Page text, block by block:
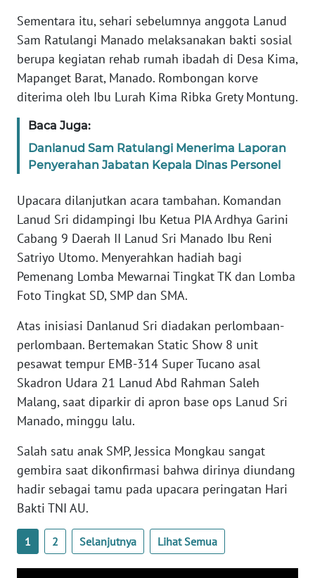
Sementara itu, sehari sebelumnya anggota Lanud
Sam Ratulangi Manado melaksanakan bakti sosial
berupa kegiatan rehab rumah ibadah di Desa Kima,
Mapanget Barat, Manado. Rombongan korve
diterima oleh Ibu Lurah Kima Ribka Grety Montung.
Baca Juga:
Danlanud Sam Ratulangi Menerima Laporan
Penyerahan Jabatan Kepala Dinas Personel
Upacara dilanjutkan acara tambahan. Komandan
Lanud Sri didampingi Ibu Ketua PIA Ardhya Garini
Cabang 9 Daerah II Lanud Sri Manado Ibu Reni
Satriyo Utomo. Menyerahkan hadiah bagi
Pemenang Lomba Mewarnai Tingkat TK dan Lomba
Foto Tingkat SD, SMP dan SMA.
Atas inisiasi Danlanud Sri diadakan perlombaan-
perlombaan. Bertemakan Static Show 8 unit
pesawat tempur EMB-314 Super Tucano asal
Skadron Udara 21 Lanud Abd Rahman Saleh
Malang, saat diparkir di apron base ops Lanud Sri
Manado, minggu lalu.
Salah satu anak SMP, Jessica Mongkau sangat
gembira saat dikonfirmasi bahwa dirinya diundang
hadir sebagai tamu pada upacara peringatan Hari
Bakti TNI AU.
1 2 Selanjutnya Lihat Semua
SUMUT
WN
JAKARTA
JABAR
WN
WN
NTT
WN
WN
PAPUA
WN
PAPUA
BARAT
RIAU
WN
SERAMBI